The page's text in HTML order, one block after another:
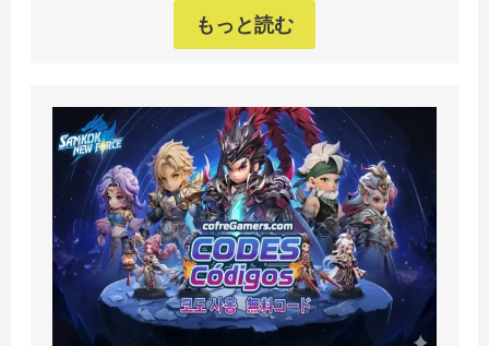
もっと読む